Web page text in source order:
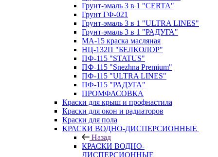
Грунт-эмаль 3 в 1 "CERTA"
Грунт ГФ-021
Грунт-эмаль 3 в 1 "ULTRA LINES"
Грунт-эмаль 3 в 1 "РАДУГА"
МА-15 краска масляная
НЦ-132П "БЕЛКОЛОР"
ПФ-115 "STATUS"
ПФ-115 "Snezhna Premium"
ПФ-115 "ULTRA LINES"
ПФ-115 "РАДУГА"
ПРОМФАСОВКА
Краски для крыш и профнастила
Краски для окон и радиаторов
Краски для пола
КРАСКИ ВОДНО-ДИСПЕРСИОННЫЕ
Назад
КРАСКИ ВОДНО-
ДИСПЕРСИОННЫЕ